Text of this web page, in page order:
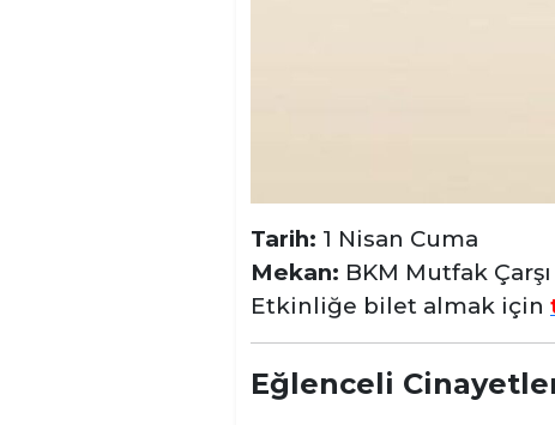
Tarih: 1 Nisan Cuma
Mekan: BKM Mutfak Çarşı
Etkinliğe bilet almak için
Eğlenceli